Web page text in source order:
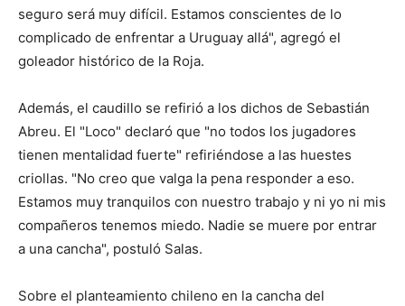
seguro será muy difícil. Estamos conscientes de lo
complicado de enfrentar a Uruguay allá", agregó el
goleador histórico de la Roja.
Además, el caudillo se refirió a los dichos de Sebastián
Abreu. El "Loco" declaró que "no todos los jugadores
tienen mentalidad fuerte" refiriéndose a las huestes
criollas. "No creo que valga la pena responder a eso.
Estamos muy tranquilos con nuestro trabajo y ni yo ni mis
compañeros tenemos miedo. Nadie se muere por entrar
a una cancha", postuló Salas.
Sobre el planteamiento chileno en la cancha del